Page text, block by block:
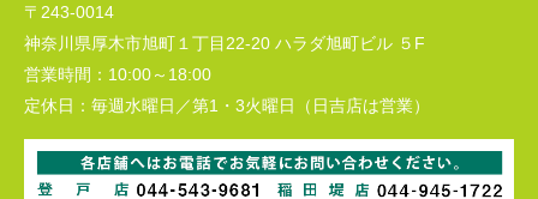
〒243-0014
神奈川県厚木市旭町１丁目22-20 ハラダ旭町ビル ５F
営業時間： 10:00～18:00
定休日： 毎週水曜日／第1・3火曜日（日吉店は営業）